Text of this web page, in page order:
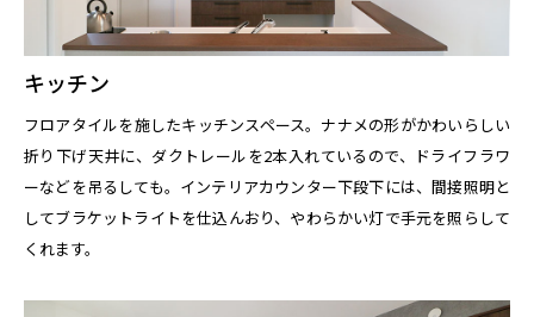
キッチン
フロアタイルを施したキッチンスペース。ナナメの形がかわいらしい
折り下げ天井に、ダクトレールを2本入れているので、ドライフラワ
ーなどを吊るしても。インテリアカウンター下段下には、間接照明と
してブラケットライトを仕込んおり、やわらかい灯で手元を照らして
くれます。